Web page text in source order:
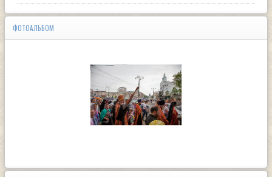
ФОТОАЛЬБОМ